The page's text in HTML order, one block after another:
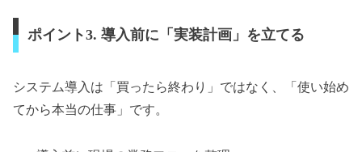
ポイント3. 導入前に「実装計画」を立てる
システム導入は「買ったら終わり」ではなく、「使い始め
てから本当の仕事」です。